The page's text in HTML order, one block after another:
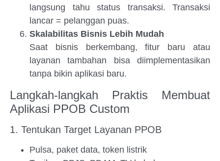
langsung tahu status transaksi. Transaksi
lancar = pelanggan puas.
Skalabilitas Bisnis Lebih Mudah
Saat bisnis berkembang, fitur baru atau
layanan tambahan bisa diimplementasikan
tanpa bikin aplikasi baru.
Langkah-langkah Praktis Membuat
Aplikasi PPOB Custom
1. Tentukan Target Layanan PPOB
Pulsa, paket data, token listrik